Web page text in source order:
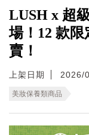
LUSH x 超
場！12 款
賣！
上架日期 2026/
美妝保養類商品